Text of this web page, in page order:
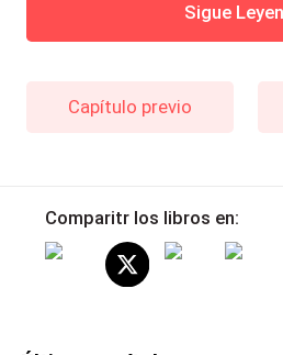
Sigue
Capítulo previo
Comparitr los libros en: